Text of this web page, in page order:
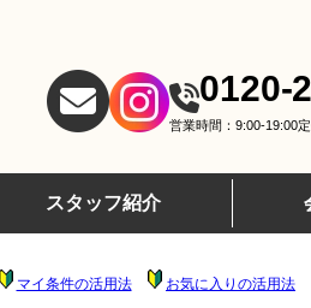
0120-
営業時間：9:00-19:00
スタッフ紹介
マイ条件の活用法 お気に入りの活用法